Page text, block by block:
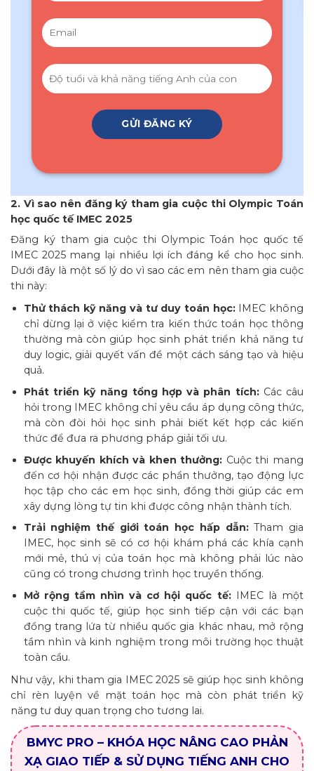
2. Vì sao nên đăng ký tham gia cuộc thi Olympic Toán
học quốc tế IMEC 2025
Đăng ký tham gia cuộc thi Olympic Toán học quốc tế
IMEC 2025 mang lại nhiều lợi ích đáng kể cho học sinh.
Dưới đây là một số lý do vì sao các em nên tham gia cuộc
thi này:
Thử thách kỹ năng và tư duy toán học:IMEC không
chỉ dừng lại ở việc kiểm tra kiến thức toán học thông
thường mà còn giúp học sinh phát triển khả năng tư
duy logic, giải quyết vấn đề một cách sáng tạo và hiệu
quả.
Phát triển kỹ năng tổng hợp và phân tích:Các câu
hỏi trong IMEC không chỉ yêu cầu áp dụng công thức,
mà còn đòi hỏi học sinh phải biết kết hợp các kiến
thức để đưa ra phương pháp giải tối ưu.
Được khuyến khích và khen thưởng: Cuộc thi mang
đến cơ hội nhận được các phần thưởng, tạo động lực
học tập cho các em học sinh, đồng thời giúp các em
xây dựng lòng tự tin khi được công nhận thành tích.
Trải nghiệm thế giới toán học hấp dẫn:Tham gia
IMEC, học sinh sẽ có cơ hội khám phá các khía cạnh
mới mẻ, thú vị của toán học mà không phải lúc nào
cũng có trong chương trình học truyền thống.
Mở rộng tầm nhìn và cơ hội quốc tế:IMEC là một
cuộc thi quốc tế, giúp học sinh tiếp cận với các bạn
đồng trang lứa từ nhiều quốc gia khác nhau, mở rộng
tầm nhìn và kinh nghiệm trong môi trường học thuật
toàn cầu.
Như vậy, khi tham gia IMEC 2025 sẽ giúp học sinh không
chỉ rèn luyện về mặt toán học mà còn phát triển kỹ
năng tư duy quan trọng cho tương lai.
BMYC PRO – KHÓA HỌC NÂNG CAO PHẢN
XẠ GIAO TIẾP & SỬ DỤNG TIẾNG ANH CHO